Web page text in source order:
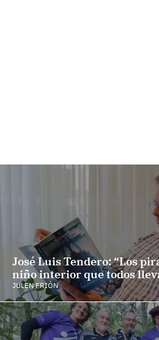
José Luis Tendero: “Los
niño interior que todos
JULEN FRIÓN